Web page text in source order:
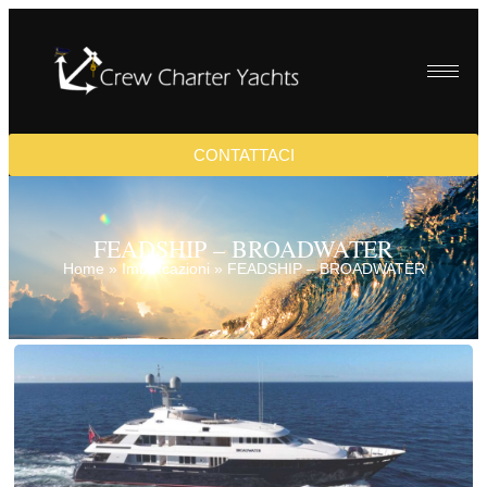
CONTATTACI
FEADSHIP – BROADWATER
Home » Imbarcazioni » FEADSHIP – BROADWATER